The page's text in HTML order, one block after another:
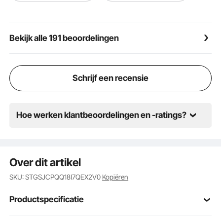
voorgemonteerd, zodat u de gazonbeluchter direct
elkaar kunt zetten. De meegeleverde handleiding
bevat eenvoudig te begrijpen instructies en
Bekijk alle 191 beoordelingen
Schrijf een recensie
Hoe werken klantbeoordelingen en -ratings?
Over dit artikel
SKU: STGSJCPQQ18I7QEX2V0 Kopiëren
Productspecificatie